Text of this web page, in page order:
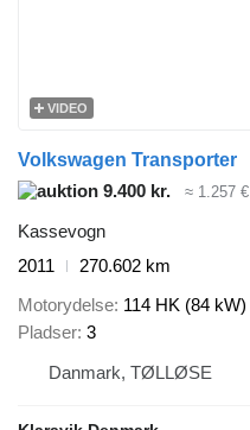
VIDEO
Volkswagen Transporter
9.400 kr.
≈ 1.257 €
Kassevogn
2011
270.602 km
Motorydelse 114 HK (84 kW)
Pladser 3
Danmark, TØLLØSE